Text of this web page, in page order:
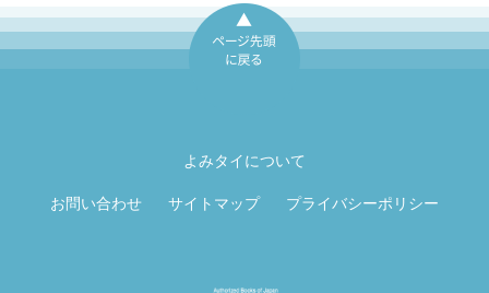
よみタイについて
お問い合わせ サイトマップ プライバシーポリシー